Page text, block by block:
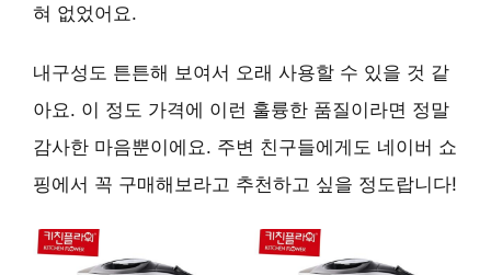
혀 없었어요.
내구성도 튼튼해 보여서 오래 사용할 수 있을 것 같
아요. 이 정도 가격에 이런 훌륭한 품질이라면 정말
감사한 마음뿐이에요. 주변 친구들에게도 네이버 쇼
핑에서 꼭 구매해보라고 추천하고 싶을 정도랍니다!